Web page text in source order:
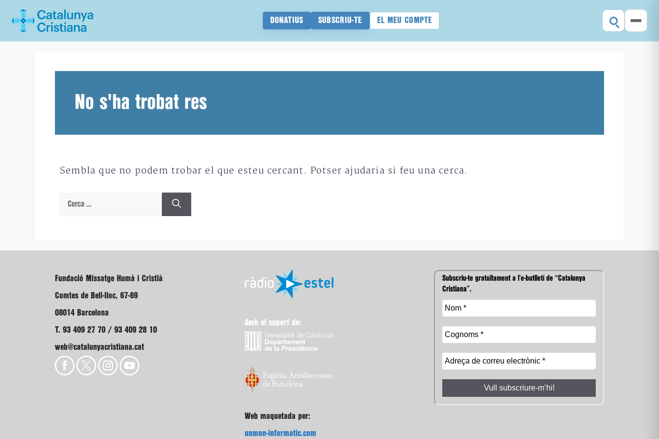
DONATIUS SUBSCRIU-TE EL MEU COMPTE
No s'ha trobat res
Sembla que no podem trobar el que esteu cercant. Potser ajudaria si feu una cerca.
Cerca:
Fundació Missatge Humà i Cristià
Comtes de Bell-lloc, 67-69
08014 Barcelona
T. 93 409 27 70 / 93 409 28 10
web@catalunyacristiana.cat
Amb el suport de:
Web maquetada per:
unmon-informatic.com
Subscriu-te gratuïtament a l’e-butlletí de “Catalunya
Cristiana”.